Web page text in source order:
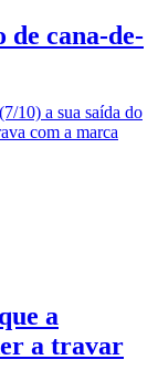
de cana-de-
10) a sua saída do
com a marca
a
a travar